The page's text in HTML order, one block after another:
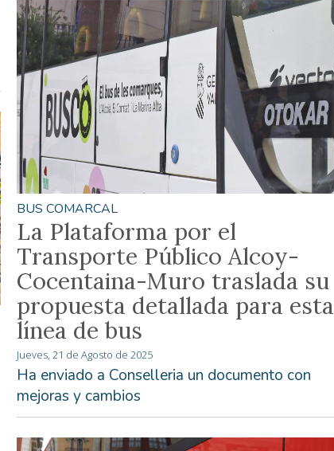
BUS COMARCAL
La Plataforma por el
Transporte Público Alcoy-
Cocentaina-Muro traslada su
propuesta detallada para esta
línea de bus
Jueves, 21 de Agosto de 2025
Ha enviado a Conselleria un documento con
mejoras y cambios